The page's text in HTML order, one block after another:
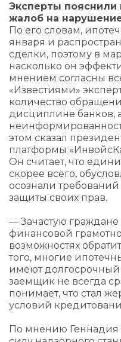
Эксперты
жалоб на
По его словам,
января и
сделки, поэтому в
насколько он
мнением согласны
«Известиями»
количество
дисциплине банков,
этом сказал
платформы
Он считает, что
скорее всего,
осознали
защиты своих прав.
— Зачастую граждане
финансовой
возможностях
того, многие
имеют
заемщик не всегда
понимает, что стал
условий
По мнению Геннадия